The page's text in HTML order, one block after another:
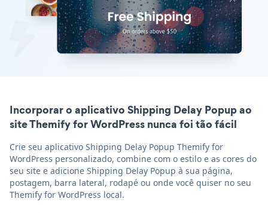
Incorporar o aplicativo Shipping Delay Popup ao
site Themify for WordPress nunca foi tão fácil
Crie seu aplicativo Shipping Delay Popup Themify for
WordPress personalizado, combine com o estilo e as cores do
seu site e adicione Shipping Delay Popup à sua página,
postagem, barra lateral, rodapé ou onde você quiser no seu
Themify for WordPress local.